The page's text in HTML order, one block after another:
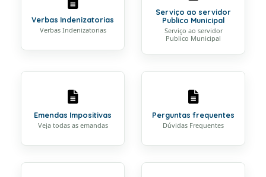
Verbas Indenizatorias
Verbas Indenizatorias
Serviço ao servidor
Publico Municipal
Serviço ao servidor
Publico Municipal
Emendas Impositivas
Veja todas as emandas
Perguntas frequentes
Dúvidas Frequentes